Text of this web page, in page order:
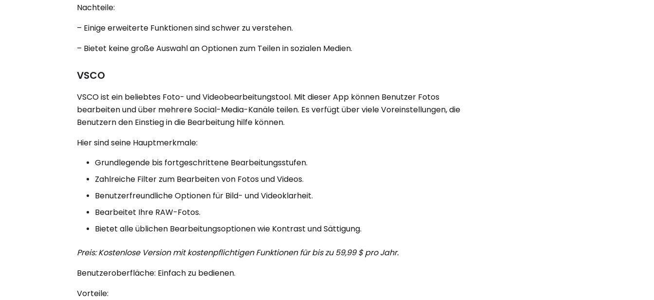
Nachteile:
– Einige erweiterte Funktionen sind schwer zu verstehen.
– Bietet keine große Auswahl an Optionen zum Teilen in sozialen Medien.
VSCO
VSCO ist ein beliebtes Foto- und Videobearbeitungstool. Mit dieser App können Benutzer Fotos
bearbeiten und über mehrere Social-Media-Kanäle teilen. Es verfügt über viele Voreinstellungen, die
Benutzern den Einstieg in die Bearbeitung hilfe können.
Hier sind seine Hauptmerkmale:
Grundlegende bis fortgeschrittene Bearbeitungsstufen.
Zahlreiche Filter zum Bearbeiten von Fotos und Videos.
Benutzerfreundliche Optionen für Bild- und Videoklarheit.
Bearbeitet Ihre RAW-Fotos.
Bietet alle üblichen Bearbeitungsoptionen wie Kontrast und Sättigung.
Preis: Kostenlose Version mit kostenpflichtigen Funktionen für bis zu 59,99 $ pro Jahr.
Benutzeroberfläche: Einfach zu bedienen.
Vorteile: